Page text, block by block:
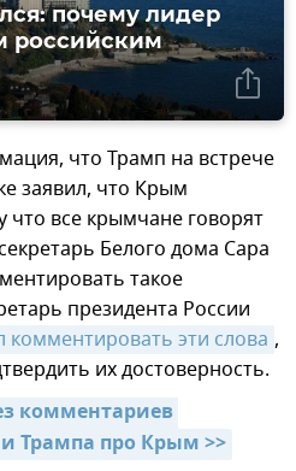
почему лидер
российским
что Трамп на встрече
заявил, что Крым
все крымчане говорят
Белого дома Сара
такое
президента России
комментировать эти слова ,
их достоверность.
комментариев
Трампа про Крым >>